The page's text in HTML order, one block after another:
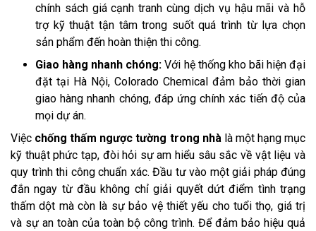
chính sách giá cạnh tranh cùng dịch vụ hậu mãi và hỗ
trợ kỹ thuật tận tâm trong suốt quá trình từ lựa chọn
sản phẩm đến hoàn thiện thi công.
Giao hàng nhanh chóng:Với hệ thống kho bãi hiện đại
đặt tại Hà Nội, Colorado Chemical đảm bảo thời gian
giao hàng nhanh chóng, đáp ứng chính xác tiến độ của
mọi dự án.
Việc chống thấm ngược tường trong nhàlà một hạng mục
kỹ thuật phức tạp, đòi hỏi sự am hiểu sâu sắc về vật liệu và
quy trình thi công chuẩn xác. Đầu tư vào một giải pháp đúng
đắn ngay từ đầu không chỉ giải quyết dứt điểm tình trạng
thấm dột mà còn là sự bảo vệ thiết yếu cho tuổi thọ, giá trị
và sự an toàn của toàn bộ công trình. Để đảm bảo hiệu quả